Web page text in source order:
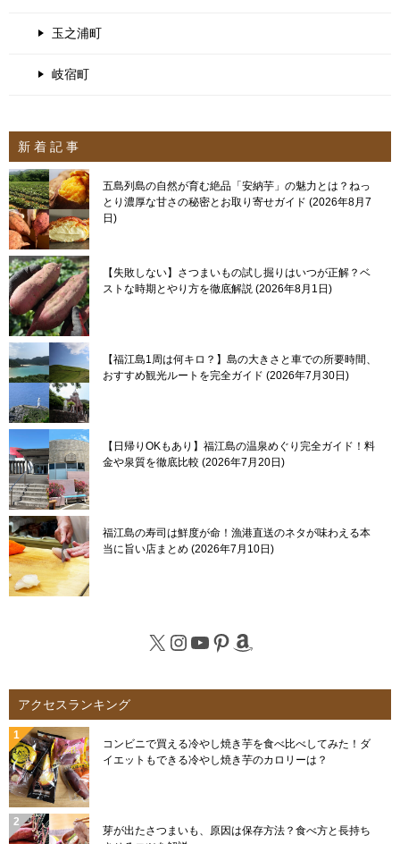
玉之浦町
岐宿町
新 着 記 事
五島列島の自然が育む絶品「安納芋」の魅力とは？ねっ
とり濃厚な甘さの秘密とお取り寄せガイド 2026年8月7
日
【失敗しない】さつまいもの試し掘りはいつが正解？ベ
ストな時期とやり方を徹底解説 2026年8月1日
【福江島1周は何キロ？】島の大きさと車での所要時間、
おすすめ観光ルートを完全ガイド 2026年7月30日
【日帰りOKもあり】福江島の温泉めぐり完全ガイド！料
金や泉質を徹底比較 2026年7月20日
福江島の寿司は鮮度が命！漁港直送のネタが味わえる本
当に旨い店まとめ 2026年7月10日
X Instagram
YouTube
Pinterest
Amazon
アクセスランキング
コンビニで買える冷やし焼き芋を食べ比べしてみた！ダ
イエットもできる冷やし焼き芋のカロリーは？
芽が出たさつまいも、原因は保存方法？食べ方と長持ち